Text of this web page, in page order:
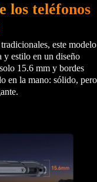
los teléfonos
este modelo
y estilo en un diseño
15.6 mm y bordes
en la mano: sólido, pero